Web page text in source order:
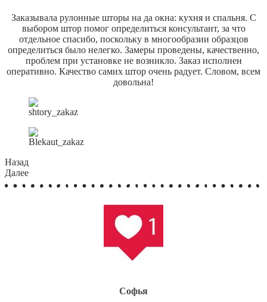
Заказывала рулонные шторы на да окна: кухня и спальня. С
выбором штор помог определиться консультант, за что
отдельное спасибо, поскольку в многообразии образцов
определиться было нелегко. Замеры проведены, качественно,
проблем при установке не возникло. Заказ исполнен
оперативно. Качество самих штор очень радует. Словом, всем
довольна!
Назад
Далее
Софья